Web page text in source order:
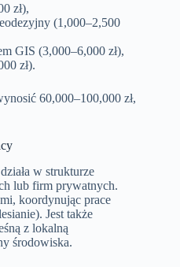
zł),
(1,000–2,500
GIS (3,000–6,000 zł),
zł).
60,000–100,000 zł,
w strukturze
lub firm prywatnych.
koordynując prace
Jest także
z lokalną
środowiska.